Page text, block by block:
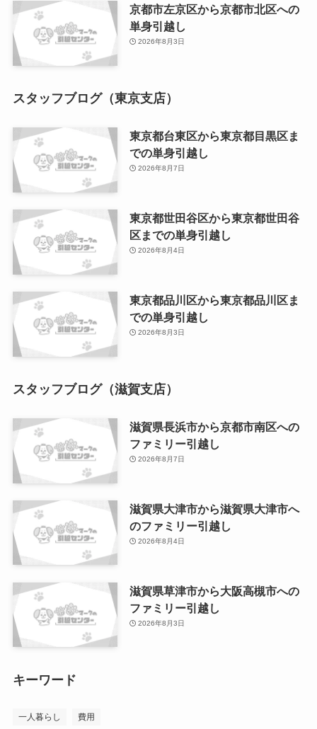
京都市左京区から京都市北区への
単身引越し
2026年8月3日
スタッフブログ（東京支店）
東京都台東区から東京都目黒区ま
での単身引越し
2026年8月7日
東京都世田谷区から東京都世田谷
区までの単身引越し
2026年8月4日
東京都品川区から東京都品川区ま
での単身引越し
2026年8月3日
スタッフブログ（滋賀支店）
滋賀県長浜市から京都市南区への
ファミリー引越し
2026年8月7日
滋賀県大津市から滋賀県大津市へ
のファミリー引越し
2026年8月4日
滋賀県草津市から大阪高槻市への
ファミリー引越し
2026年8月3日
キーワード
一人暮らし 費用